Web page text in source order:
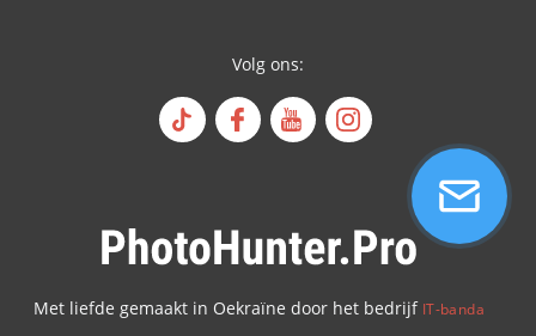
Volg ons:
Met liefde gemaakt in Oekraïne door het bedrijf IT-banda